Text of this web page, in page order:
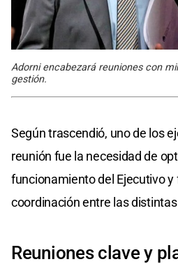
Adorni encabezará reuniones con
gestión.
Según trascendió, uno de los
reunión fue la necesidad de
funcionamiento del Ejecutivo y
coordinación entre las
Reuniones clave y